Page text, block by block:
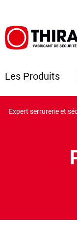
Les Produits
Expert serrurerie et